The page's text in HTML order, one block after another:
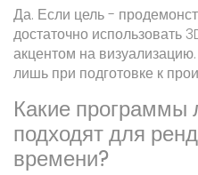
Да. Если цель -
достаточно использовать
акцентом на
лишь при подготовке к
Какие программы
подходят для
времени?